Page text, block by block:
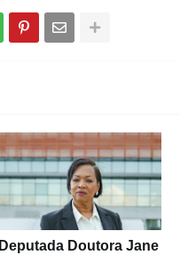
Deputada Doutora Jane